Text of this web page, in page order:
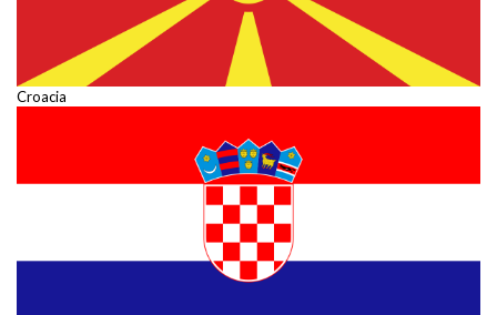
Croacia